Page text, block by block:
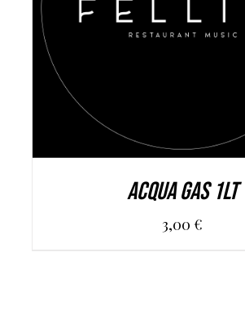
AGGIUNGI AL CARRELLO
Acqua Gas 1Lt
3,00 €